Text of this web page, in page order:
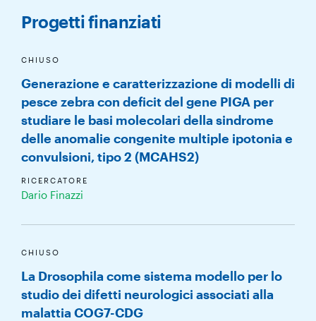
Progetti finanziati
CHIUSO
Generazione e caratterizzazione di modelli di
pesce zebra con deficit del gene PIGA per
studiare le basi molecolari della sindrome
delle anomalie congenite multiple ipotonia e
convulsioni, tipo 2 (MCAHS2)
RICERCATORE
Dario Finazzi
CHIUSO
La Drosophila come sistema modello per lo
studio dei difetti neurologici associati alla
malattia COG7-CDG